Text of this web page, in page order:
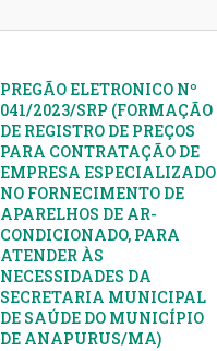
PREGÃO ELETRONICO Nº
041/2023/SRP (FORMAÇÃO
DE REGISTRO DE PREÇOS
PARA CONTRATAÇÃO DE
EMPRESA ESPECIALIZADO
NO FORNECIMENTO DE
APARELHOS DE AR-
CONDICIONADO, PARA
ATENDER ÀS
NECESSIDADES DA
SECRETARIA MUNICIPAL
DE SAÚDE DO MUNICÍPIO
DE ANAPURUS/MA)